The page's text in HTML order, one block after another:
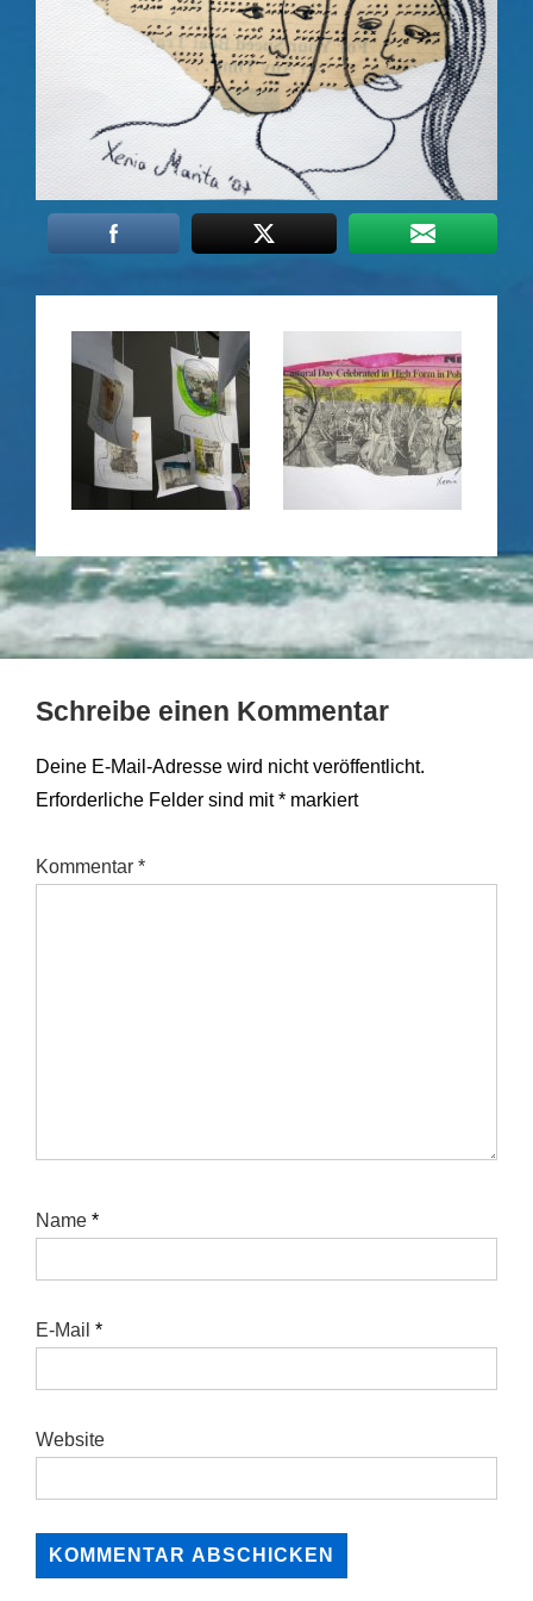
Schreibe einen Kommentar
Deine E-Mail-Adresse wird nicht veröffentlicht.
Erforderliche Felder sind mit* markiert
Kommentar *
Name *
E-Mail *
Website